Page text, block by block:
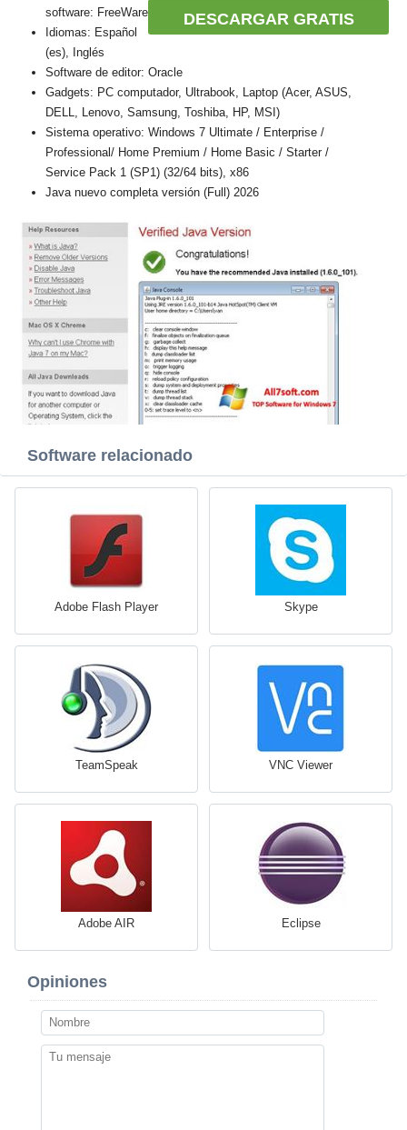
DESCARGAR GRATIS
software: FreeWare
Idiomas: Español
(es), Inglés
Software de editor: Oracle
Gadgets: PC computador, Ultrabook, Laptop (Acer, ASUS,
DELL, Lenovo, Samsung, Toshiba, HP, MSI)
Sistema operativo: Windows 7 Ultimate / Enterprise /
Professional/ Home Premium / Home Basic / Starter /
Service Pack 1 (SP1) (32/64 bits), x86
Java nuevo completa versión (Full) 2026
Software relacionado
Adobe Flash Player Skype
TeamSpeak VNC Viewer
Adobe AIR Eclipse
Opiniones